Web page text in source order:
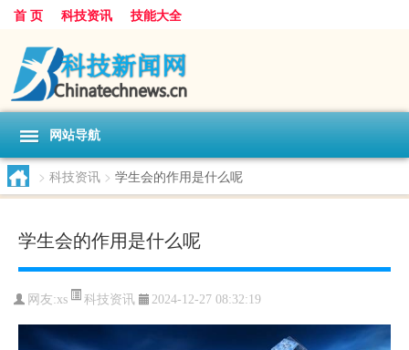
首 页 科技资讯 技能大全
网站导航
> 科技资讯 > 学生会的作用是什么呢
学生会的作用是什么呢
网友:xs 科技资讯 2024-12-27 08:32:19